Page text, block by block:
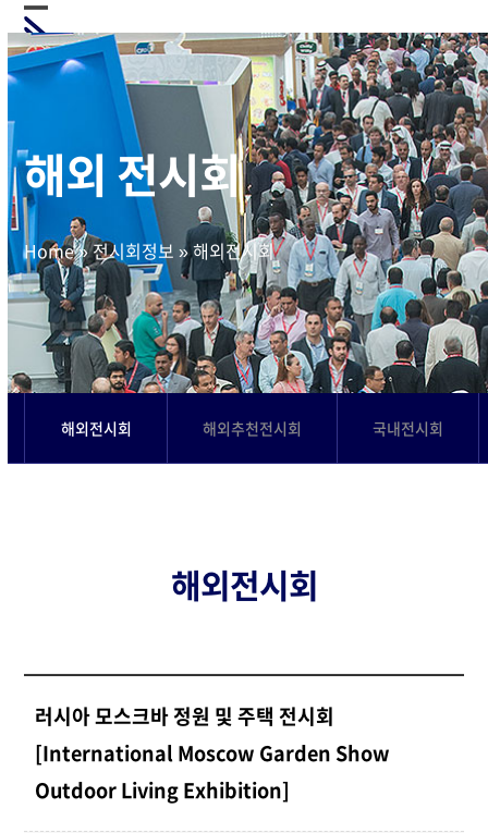
Skip
to
content
Open
mobile
Close
mobile
해외 전시회
Home»전시회정보 »해외전시회
해외전시회 해외추천전시회 국내전시회
해외전시회
러시아 모스크바 정원 및 주택 전시회
[International Moscow Garden Show
Outdoor Living Exhibition]